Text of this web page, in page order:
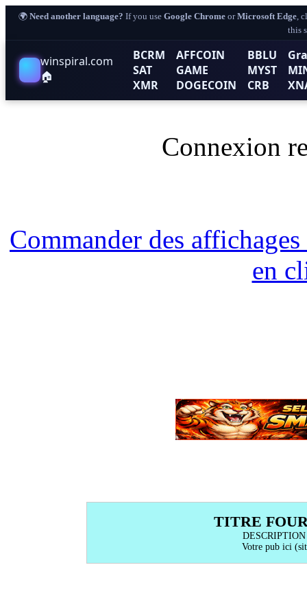
🌍 Need another language? If you use Google Chrome orMicrosoft Edge,
this
winspiral.com
🏠
BCRM
SAT
XMR
AFFCOIN
GAME
DOGECOIN
BBLU
MYST
CRB
Connexion
Commander des
en
TITRE
Votre pub ici